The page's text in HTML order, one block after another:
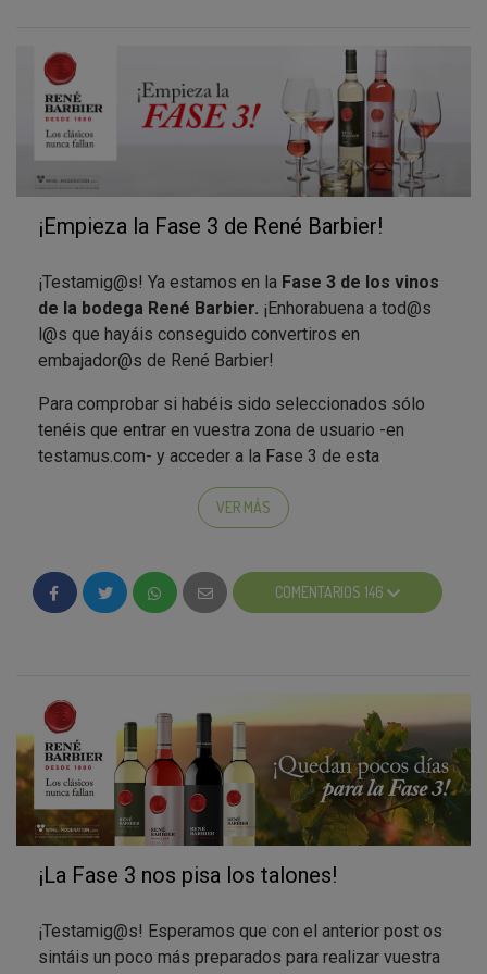
mencionando el perfil de la marca
@VinoReneBarbier
y el hashtag de la campaña
#TestamusReneBarbier .
Para este proyecto te proponemos que
organices
una cena con tus familiares o amigos y
compartas el vino René Barbierque has recibido.
En la guía de embajador/a podrás encontrar algunas
Roble y Kraliner Seco.
¿Ya sabes con quién vas a compartirlo? Desde
Testamus ya estamos ansiosos por ver vuestras
fotos y saber qué os está pareciendo la experiencia
con René Barbier.
¡Empieza la Fase 3 de René Barbier!
¡Testamig@s! Ya estamos en la Fase 3 de los vinos
de la bodega René Barbier. ¡Enhorabuena a tod@s
l@s que hayáis conseguido convertiros en
embajador@s de René Barbier!
Para comprobar si habéis sido seleccionados sólo
tenéis que entrar en vuestra zona de usuario -en
testamus.com- y acceder a la Fase 3 de esta
campaña. El proceso de selección de embajadores
puede tardar entre 24/48 horas ya que tenemos que
analizar todos los datos y requisitos imprescindibles
Si esta vez no lo habéis logrado,¡no os desaniméis!
Como ya sabéis, ser embajador/a de Testamus tiene
muchos privilegios y algunos “deberes”. Aquí van
algunas consideraciones que no podéis olvidar:
En unos días saldrán vuestras cajas Testamus
con las dos variedades de René Barbier:Tinto
Roble y Kraliner Seco .
recibís y abrís la caja y compartidla en vuestras
redes sociales con el hashtag
VER MÁS
COMENTARIOS 146
¡La Fase 3 nos pisa los talones!
¡Testamig@s! Esperamos que con el anterior post os
sintáis un poco más preparados para realizar vuestra